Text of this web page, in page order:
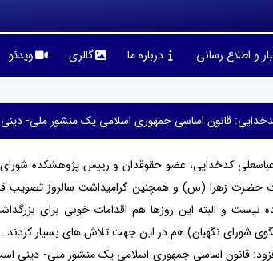
و اطلاع رسانی درباره ما گالری ویدئو
قانون اساسی جمهوری اسلامی یک منشور ملی-
کدخدایی، عضو حقوقدان و رییس پژوهشکده
حضرت زهرا (س) و همچنین گرامیداشت سالروز تصویب
نیست و البته این روزها هم اقدامات خوبی برای
شورای نگهبان) هم در این جهت تلاش های بسیار کردند.
قانون اساسی جمهوری اسلامی یک منشور ملی-